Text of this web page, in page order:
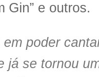
Gin” e outros.
poder
já se tornou